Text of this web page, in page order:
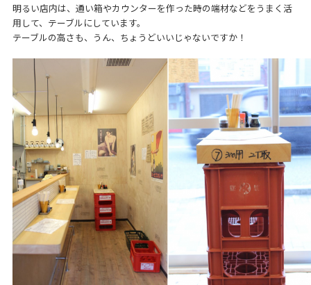
明るい店内は、通い箱やカウンターを作った時の端材などをうまく活
用して、テーブルにしています。
テーブルの高さも、うん、ちょうどいいじゃないですか！